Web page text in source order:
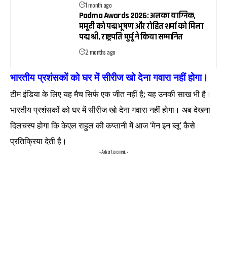
1 month ago
Padma Awards 2026: अलका याग्निक,
ममूटी को पद्म भूषण और रोहित शर्मा को मिला
पद्म श्री, राष्ट्रपति मुर्मू ने किया सम्मानित
2 months ago
भारतीय प्रशंसकों को घर में सीरीज खो देना गवारा नहीं होगा।
टीम इंडिया के लिए यह मैच सिर्फ एक जीत नहीं है; यह उनकी साख भी है।
भारतीय प्रशंसकों को घर में सीरीज खो देना गवारा नहीं होगा। अब देखना
दिलचस्प होगा कि केएल राहुल की कप्तानी में आज ‘मेन इन ब्लू’ कैसे
प्रतिक्रिया देती है।
- Advertisement -